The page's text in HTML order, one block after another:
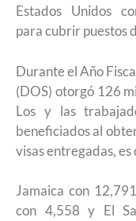
Estados Unidos
para cubrir puestos
Durante el Año
(DOS) otorgó 126
Los y las
beneficiados al
visas entregadas,
Jamaica con
con 4,558 y El